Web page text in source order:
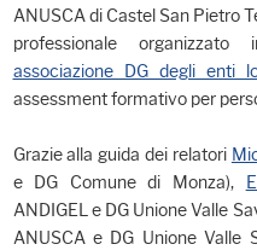
ANUSCA di Castel San Pietro
professionale
associazione DG degli enti
assessment formativo per
Grazie alla guida dei relatori
e DG Comune di Monza),
ANDIGEL e DG Unione Valle
ANUSCA e DG Unione Valle